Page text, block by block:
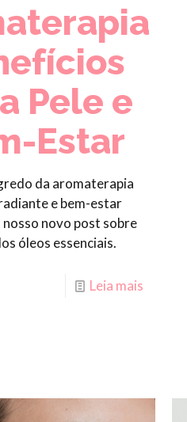
Pele e
Estar
da aromaterapia
e bem-estar
novo post sobre
óleos essenciais.
Leia mais